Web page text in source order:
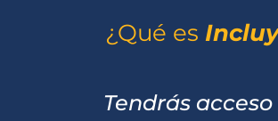
¿Qué es
Tendrás acceso